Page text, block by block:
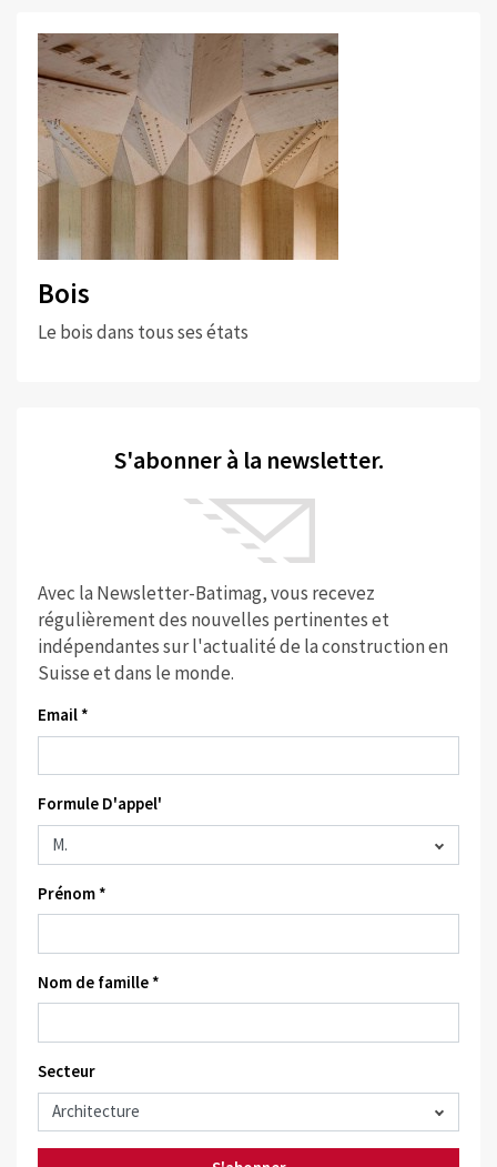
Bois
Le bois dans tous ses états
S'abonner à la newsletter.
Avec la Newsletter-Batimag, vous recevez
régulièrement des nouvelles pertinentes et
indépendantes sur l'actualité de la construction en
Suisse et dans le monde.
Email *
Formule D'appel'
Prénom *
Nom de famille *
Secteur